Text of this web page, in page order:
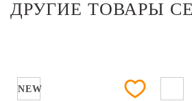
ДРУГИЕ ТОВАРЫ
NEW